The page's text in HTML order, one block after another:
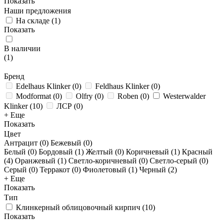
Наши предложения
На складе (1)
Показать
В наличии
(1)
Бренд
Edelhaus Klinker(0) Feldhaus Klinker(0)
Modformat (0) Olfry (0) Roben (0)
Westerwalder
Klinker(10) ЛСР (0)
+ Еще
Показать
Цвет
Антрацит (0) Бежевый (0)
Белый (0) Бордовый (1) Желтый (0) Коричневый (1) Красный
(4) Оранжевый (1) Светло-коричневый (0) Светло-серый (0)
Серый (0) Терракот (0) Фиолетовый (1) Черный (2)
+ Еще
Показать
Тип
Клинкерный облицовочный кирпич (10)
Показать